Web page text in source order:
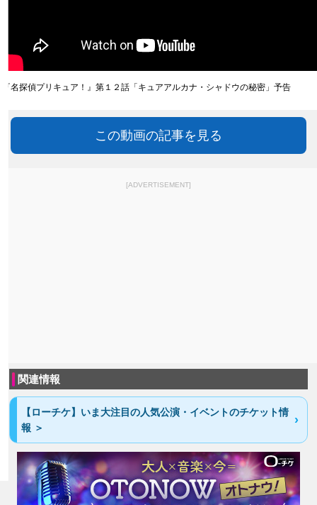
『名探偵プリキュア！』第１２話「キュアアルカナ・シャドウの秘密」予告
この動画の記事を見る
[ADVERTISEMENT]
関連情報
【ローチケ】いま大注目の人気公演・イベントのチケット情
報 ＞